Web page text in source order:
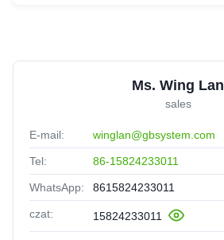
Ms. Wing Lan
sales
E-mail: winglan@gbsystem.com
Tel: 86-15824233011
WhatsApp: 8615824233011
czat: 15824233011